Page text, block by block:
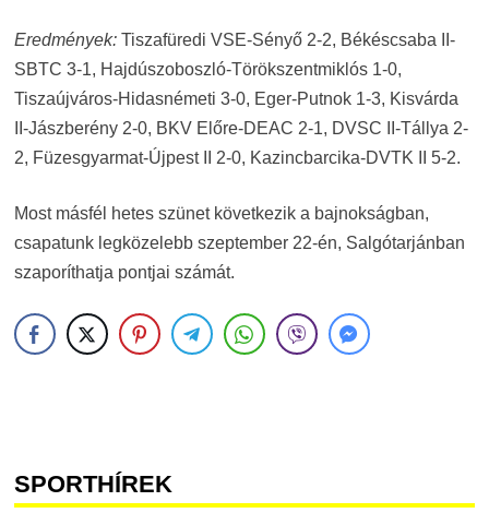
Eredmények:Tiszafüredi VSE-Sényő 2-2, Békéscsaba II-
SBTC 3-1, Hajdúszoboszló-Törökszentmiklós 1-0,
Tiszaújváros-Hidasnémeti 3-0, Eger-Putnok 1-3, Kisvárda
II-Jászberény 2-0, BKV Előre-DEAC 2-1, DVSC II-Tállya 2-
2, Füzesgyarmat-Újpest II 2-0, Kazincbarcika-DVTK II 5-2.
Most másfél hetes szünet következik a bajnokságban,
csapatunk legközelebb szeptember 22-én, Salgótarjánban
szaporíthatja pontjai számát.
SPORTHÍREK